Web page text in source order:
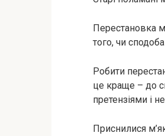
Перестановка
того, чи
Робити
це краще – до
претензіями і
Приснилися